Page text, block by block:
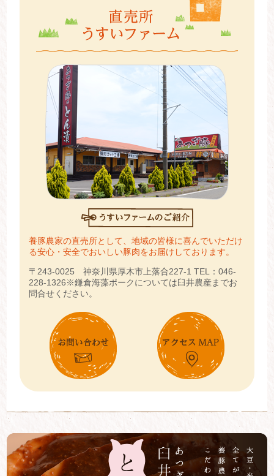
養豚農家の直売所として、地域の皆様に喜んでいただけ
る安心・安全でおいしい豚肉をお届けしております。
〒243-0025 神奈川県厚木市上落合227-1 TEL：046-
228-1326※鎌倉海藻ポークについては臼井農産までお
問合せください。